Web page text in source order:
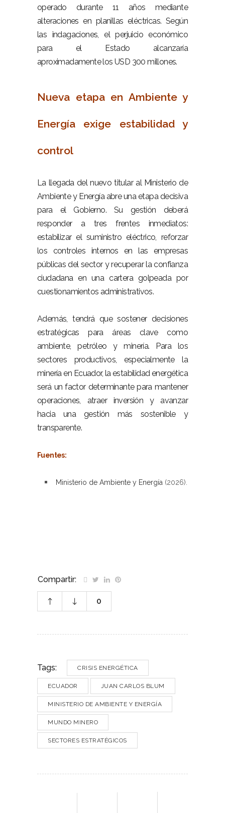
operado durante 11 años mediante
alteraciones en planillas eléctricas. Según
las indagaciones, el perjuicio económico
para el Estado alcanzaría
aproximadamente los USD 300 millones.
Nueva etapa en Ambiente y
Energía exige estabilidad y
control
La llegada del nuevo titular al Ministerio de
Ambiente y Energía abre una etapa decisiva
para el Gobierno. Su gestión deberá
responder a tres frentes inmediatos:
estabilizar el suministro eléctrico, reforzar
los controles internos en las empresas
públicas del sector y recuperar la confianza
ciudadana en una cartera golpeada por
cuestionamientos administrativos.
Además, tendrá que sostener decisiones
estratégicas para áreas clave como
ambiente, petróleo y minería. Para los
sectores productivos, especialmente la
minería en Ecuador, la estabilidad energética
será un factor determinante para mantener
operaciones, atraer inversión y avanzar
hacia una gestión más sostenible y
transparente.
Fuentes:
Ministerio de Ambiente y Energía (2026).
Compartir:
0
Tags: CRISIS ENERGÉTICA
ECUADOR JUAN CARLOS BLUM
MINISTERIO DE AMBIENTE Y ENERGÍA
MUNDO MINERO
SECTORES ESTRATÉGICOS